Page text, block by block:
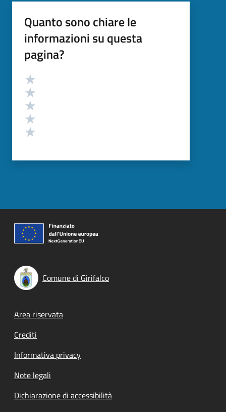
Quanto sono chiare le
informazioni su questa
pagina?
Valutazione
Comune di Girifalco
Footer menu
Area riservata
Crediti
Informativa privacy
Note legali
Dichiarazione di accessibilità